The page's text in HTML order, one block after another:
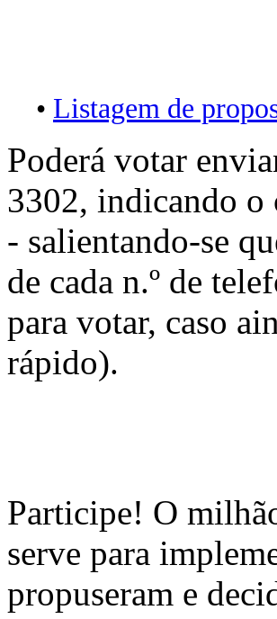
• Listagem de
Poderá votar
3302, indicando o
- salientando-se
de cada n.º de
para votar, caso
rápido).
Participe! O
serve para
propuseram e